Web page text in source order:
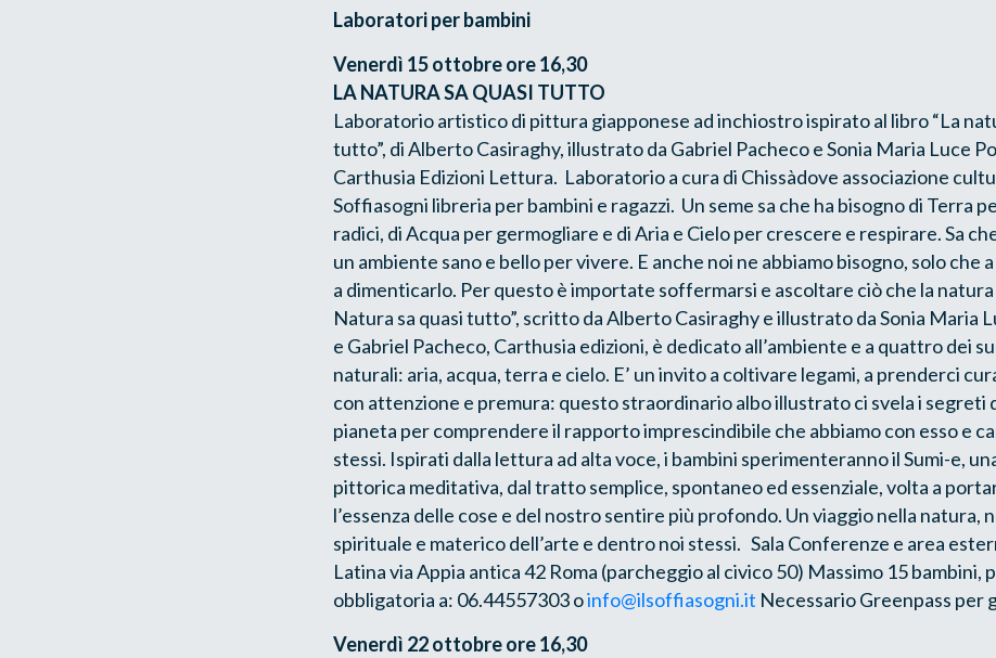
Laboratori per bambini
Venerdì 15 ottobre ore 16,30
LA NATURA SA QUASI TUTTO
Laboratorio artistico di pittura giapponese ad inchiostro ispirato al libro “La
tutto”, di Alberto Casiraghy, illustrato da Gabriel Pacheco e Sonia Maria Luce
Carthusia Edizioni Lettura. Laboratorio a cura di Chissàdove associazione
Soffiasogni libreria per bambini e ragazzi. Un seme sa che ha bisogno di Terra
radici, di Acqua per germogliare e di Aria e Cielo per crescere e respirare. Sa
un ambiente sano e bello per vivere. E anche noi ne abbiamo bisogno, solo che
a dimenticarlo. Per questo è importate soffermarsi e ascoltare ciò che la natura
Natura sa quasi tutto”, scritto da Alberto Casiraghy e illustrato da Sonia Maria
e Gabriel Pacheco, Carthusia edizioni, è dedicato all’ambiente e a quattro dei
naturali: aria, acqua, terra e cielo. E’ un invito a coltivare legami, a prenderci
con attenzione e premura: questo straordinario albo illustrato ci svela i segreti
pianeta per comprendere il rapporto imprescindibile che abbiamo con esso e
stessi. Ispirati dalla lettura ad alta voce, i bambini sperimenteranno il Sumi-e,
pittorica meditativa, dal tratto semplice, spontaneo ed essenziale, volta a
l’essenza delle cose e del nostro sentire più profondo. Un viaggio nella natura,
spirituale e materico dell’arte e dentro noi stessi. Sala Conferenze e area
Latina via Appia antica 42 Roma (parcheggio al civico 50) Massimo 15 bambini,
obbligatoria a: 06.44557303 oinfo@ilsoffiasogni.it Necessario Greenpass per
Venerdì 22 ottobre ore 16,30